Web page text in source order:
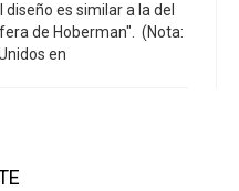
es similar a la del
de Hoberman". (Nota:
en